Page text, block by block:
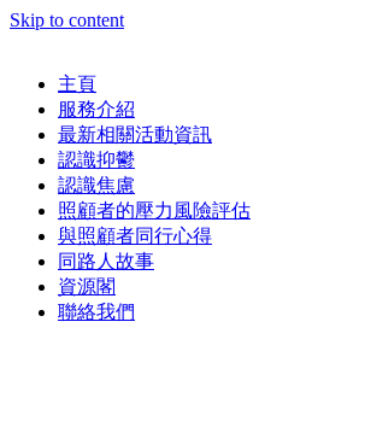
Skip to content
主頁
服務介紹
最新相關活動資訊
認識抑鬱
認識焦慮
照顧者的壓力風險評估
與照顧者同行心得
同路人故事
資源閣
聯絡我們